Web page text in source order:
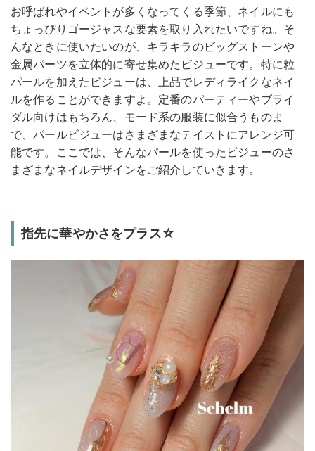
お呼ばれやイベントが多くなってくる季節、ネイルにも
ちょっぴりゴージャスな要素を取り入れたいですね。そ
んなときに使いたいのが、キラキラのビッグストーンや
金属パーツを立体的に寄せ集めたビジューです。特に粒
パールを加えたビジューは、上品でレディライクなネイ
ルを作ることができますよ。定番のパーティーやブライ
ダル向けはもちろん、モード系の服装に似合うものま
で、パールビジューはさまざまなテイストにアレンジ可
能です。ここでは、そんなパールを使ったビジューのさ
まざまなネイルデザインをご紹介していきます。
指先に華やかさをプラス☆